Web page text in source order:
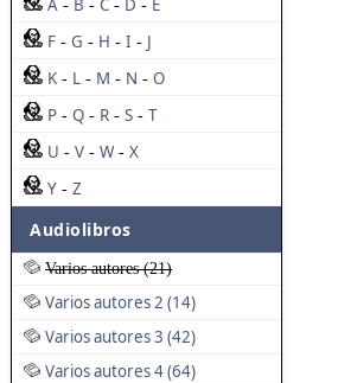
A - B - C - D - E
F - G - H - I - J
K - L - M - N - O
P - Q - R - S - T
U - V - W - X
Y - Z
Audiolibros
Varios autores (21)
Varios autores 2 (14)
Varios autores 3 (42)
Varios autores 4 (64)